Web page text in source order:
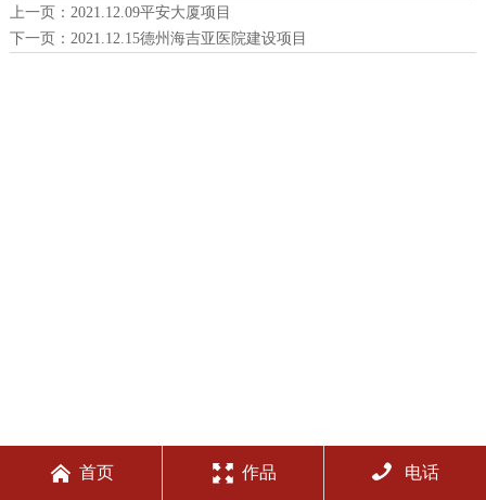
上一页： 2021.12.09平安大厦项目
下一页： 2021.12.15德州海吉亚医院建设项目
 首页  作品  电话